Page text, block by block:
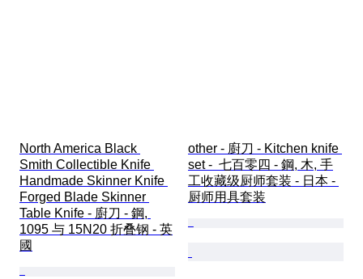
North America Black
Smith Collectible Knife
Handmade Skinner Knife
Forged Blade Skinner
Table Knife - 廚刀 - 鋼,
1095 与 15N20 折叠钢 - 英
國
other - 廚刀 - Kitchen knife
set -  七百零四 - 鋼, 木, 手
工收藏级厨师套装 - 日本 -
厨师用具套装